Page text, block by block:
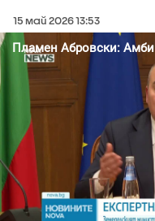
15 май 2026 13:53